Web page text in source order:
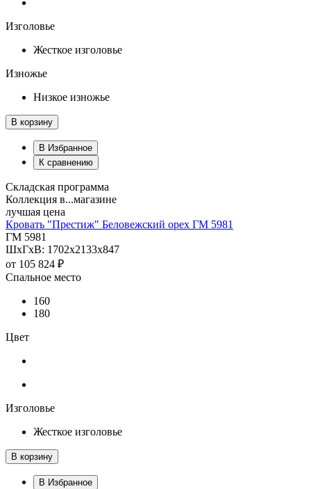
Изголовье
Жесткое изголовье
Изножье
Низкое изножье
В корзину
В Избранное
К сравнению
Складская программа
Коллекция в...магазине
лучшая цена
Кровать "Престиж" Беловежский орех ГМ 5981
ГМ 5981
ШхГхВ: 1702х2133х847
от 105 824 ₽
Спальное место
160
180
Цвет
Изголовье
Жесткое изголовье
В корзину
В Избранное